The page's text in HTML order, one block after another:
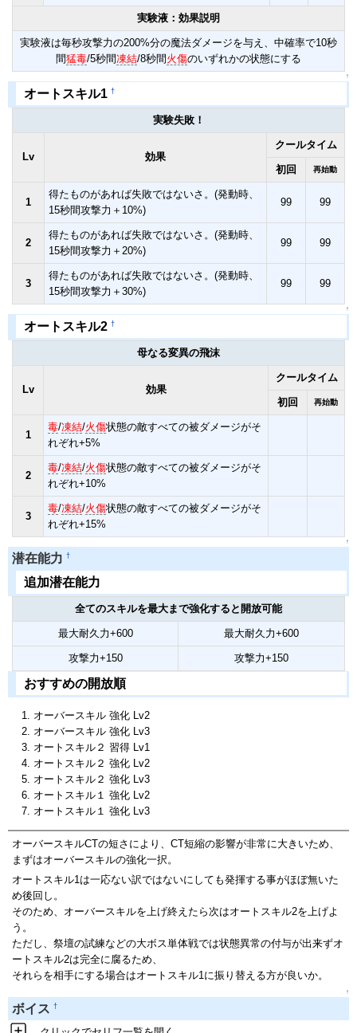
実験液：効果説明
実験液は毎秒攻撃力の200%分の魔法ダメージを与え、中確率で10秒
間猛毒/5秒間凍結/8秒間火傷のいずれかの状態にする
↑
オートスキル1 †
実験失敗！
Lv 効果
クールタイム
初回 再始動
1
得たものがあれば失敗ではないさ。(発動時、
15秒間攻撃力＋10%)
99 99
2
得たものがあれば失敗ではないさ。(発動時、
15秒間攻撃力＋20%)
99 99
3
得たものがあれば失敗ではないさ。(発動時、
15秒間攻撃力＋30%)
99 99
↑
オートスキル2 †
母なる変異の飛沫
Lv 効果
クールタイム
初回 再始動
1
毒/凍結/火傷状態の敵すべての被ダメージがそ
れぞれ+5%
2
毒/凍結/火傷状態の敵すべての被ダメージがそ
れぞれ+10%
3
毒/凍結/火傷状態の敵すべての被ダメージがそ
れぞれ+15%
↑
潜在能力 †
追加潜在能力
全てのスキルを最大まで強化すると開放可能
最大耐久力+600 最大耐久力+600
攻撃力+150 攻撃力+150
おすすめの開放順
オーバースキル 強化 Lv2
オーバースキル 強化 Lv3
オートスキル２ 習得 Lv1
オートスキル２ 強化 Lv2
オートスキル２ 強化 Lv3
オートスキル１ 強化 Lv2
オートスキル１ 強化 Lv3
オーバースキルCTの短さにより、CT短縮の影響が非常に大きいため、
まずはオーバースキルの強化一択。
オートスキル1は一応ない訳ではないにしても発揮する事がほぼ無いた
め後回し。
そのため、オーバースキルを上げ終えたら次はオートスキル2を上げよ
う。
ただし、祭壇の試練などの大ボス単体戦では状態異常の付与が出来ずオ
ートスキル2は完全に腐るため、
それらを相手にする場合はオートスキル1に振り替える方が良いか。
↑
ボイス †